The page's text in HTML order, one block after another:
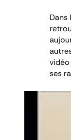
Dans
ses